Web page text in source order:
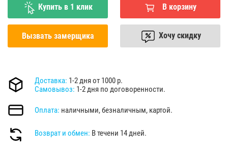
Купить в 1 клик В корзину
Вызвать замерщика Хочу скидку
Доставка: 1-2 дня от 1000 р.
Самовывоз: 1-2 дня по договоренности.
Оплата: наличными, безналичным, картой.
Возврат и обмен: В течени 14 дней.